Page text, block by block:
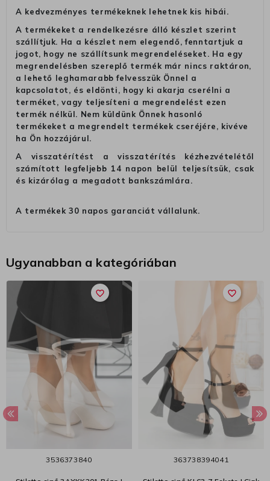
A kedvezményes termékeknek lehetnek kis hibái.
A termékeket a rendelkezésre álló készlet szerint
szállítjuk. Ha a készlet nem elegendő, fenntartjuk a
jogot, hogy ne szállítsunk megrendeléseket. Ha egy
megrendelésben szereplő termék már nincs raktáron,
a lehető leghamarabb felvesszük Önnel a
kapcsolatot, és eldönti, hogy ki akarja cserélni a
terméket, vagy teljesíteni a megrendelést ezen
termék nélkül. Nem küldünk Önnek hasonló
termékeket a megrendelt termékek cseréjére, kivéve
ha Ön hozzájárul.
A visszatérítést a visszatérítés kézhezvételétől
számított legfeljebb 14 napon belül teljesítsük, csak
és kizárólag a megadott bankszámlára.
A termékek 30 napos garanciát vállalunk.
Ugyanabban a kategóriában
favorite_border
3536373840
favorite_border
363738394041